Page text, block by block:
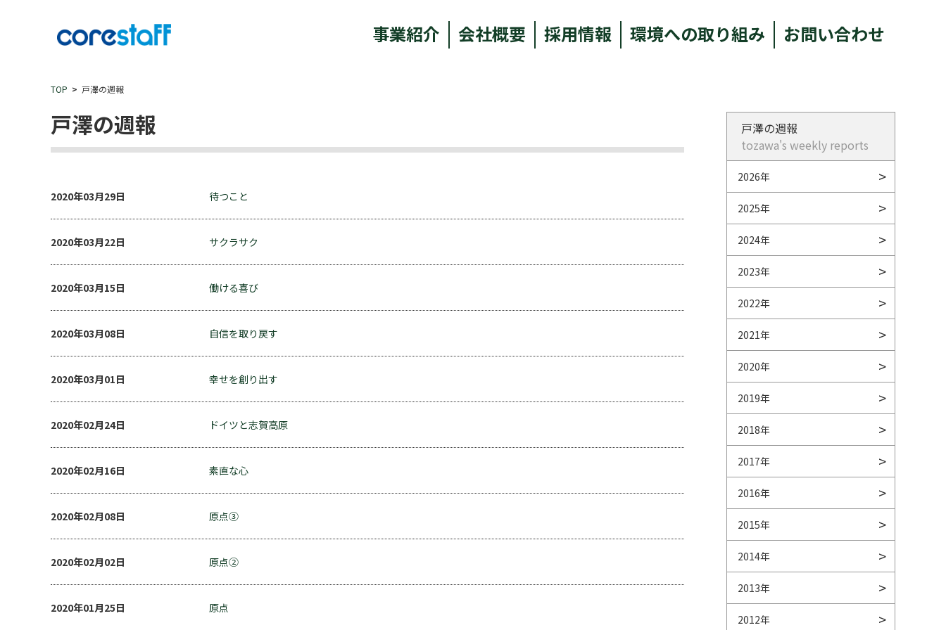
事業紹介 会社概要 採用情報 環境への取り組み お問い合わせ
TOP 戸澤の週報
戸澤の週報
2020年03月29日 待つこと
2020年03月22日 サクラサク
2020年03月15日 働ける喜び
2020年03月08日 自信を取り戻す
2020年03月01日 幸せを創り出す
2020年02月24日 ドイツと志賀高原
2020年02月16日 素直な心
2020年02月08日 原点③
2020年02月02日 原点②
2020年01月25日 原点
戸澤の週報
tozawa's weekly reports
2026年
2025年
2024年
2023年
2022年
2021年
2020年
2019年
2018年
2017年
2016年
2015年
2014年
2013年
2012年